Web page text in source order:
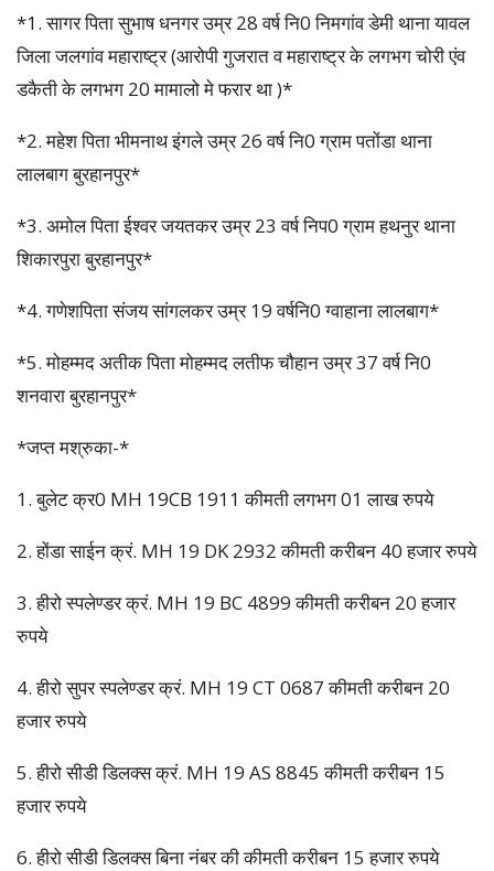
*1. सागर पिता सुभाष धनगर उम्र 28 वर्ष नि0 निमगांव डेमी थाना यावल
जिला जलगांव महाराष्ट्र (आरोपी गुजरात व महाराष्ट्र के लगभग चोरी एंव
डकैती के लगभग 20 मामालो मे फरार था )*
*2. महेश पिता भीमनाथ इंगले उम्र 26 वर्ष नि0 ग्राम पतोंडा थाना
लालबाग बुरहानपुर*
*3. अमोल पिता ईश्वर जयतकर उम्र 23 वर्ष निप0 ग्राम हथनुर थाना
शिकारपुरा बुरहानपुर*
*4. गणेशपिता संजय सांगलकर उम्र 19 वर्षनि0 ग्वाहाना लालबाग*
*5. मोहम्मद अतीक पिता मोहम्मद लतीफ चौहान उम्र 37 वर्ष नि0
शनवारा बुरहानपुर*
*जप्त मश्रुका-*
1. बुलेट क्र0 MH 19CB 1911 कीमती लगभग 01 लाख रुपये
2. होंडा साईन क्रं. MH 19 DK 2932 कीमती करीबन 40 हजार रुपये
3. हीरो स्पलेण्डर क्रं. MH 19 BC 4899 कीमती करीबन 20 हजार
रुपये
4. हीरो सुपर स्पलेण्डर क्रं. MH 19 CT 0687 कीमती करीबन 20
हजार रुपये
5. हीरो सीडी डिलक्स क्रं. MH 19 AS 8845 कीमती करीबन 15
हजार रुपये
6. हीरो सीडी डिलक्स बिना नंबर की कीमती करीबन 15 हजार रुपये